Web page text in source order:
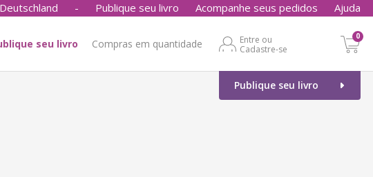
Deutschland - Publique seu livro Acompanhe seus pedidos Ajuda
seu livro Compras em quantidade
Entre ou
Cadastre-se
0
Publique seu livro